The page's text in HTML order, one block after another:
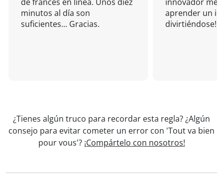
minutos al día son
suficientes... Gracias.
aprender un
divirtiéndose!
¿Tienes algún truco para recordar esta regla? ¿Algún
consejo para evitar cometer un error con 'Tout va bien
pour vous'? ¡Compártelo con nosotros!